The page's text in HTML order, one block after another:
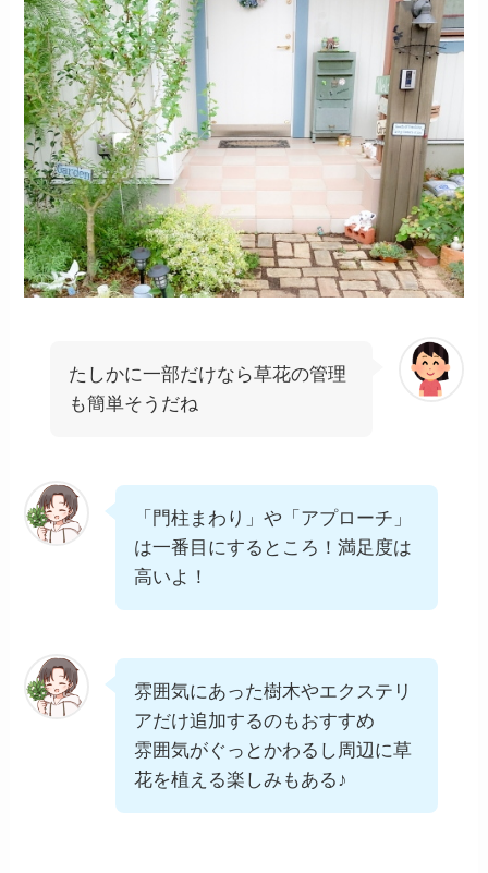
たしかに一部だけなら草花の管理
も簡単そうだね
「門柱まわり」や「アプローチ」
は一番目にするところ！満足度は
高いよ！
雰囲気にあった樹木やエクステリ
アだけ追加するのもおすすめ
雰囲気がぐっとかわるし周辺に草
花を植える楽しみもある♪